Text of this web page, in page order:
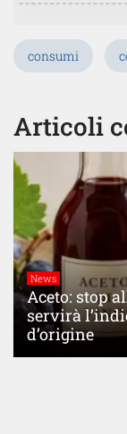
consumi
Articoli
News
Aceto: stop
servirà
d’origine